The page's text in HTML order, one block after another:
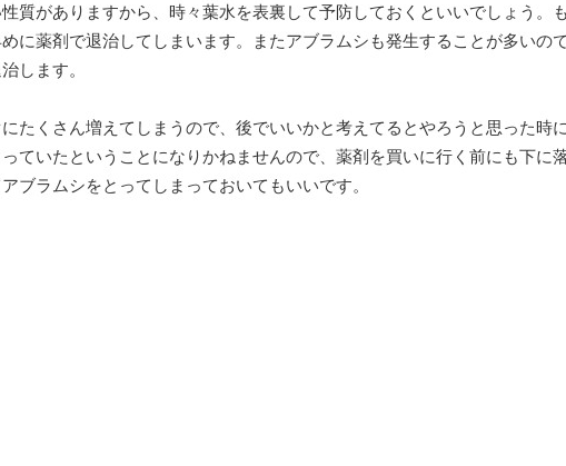
質がありますから、時々葉水を表裏して予防しておくといいでしょう。
に薬剤で退治してしまいます。またアブラムシも発生することが多いの
します。
たくさん増えてしまうので、後でいいかと考えてるとやろうと思った時
ていたということになりかねませんので、薬剤を買いに行く前にも下に
ブラムシをとってしまっておいてもいいです。